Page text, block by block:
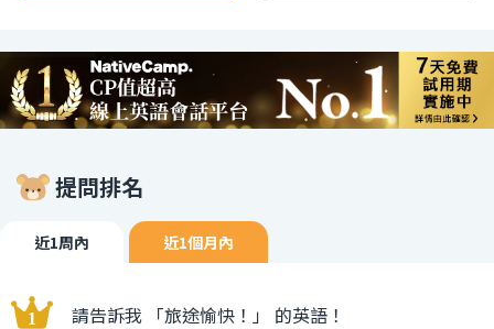
提問排名
近1周內 近1個月內
請告訴我 「旅途愉快！」 的英語！